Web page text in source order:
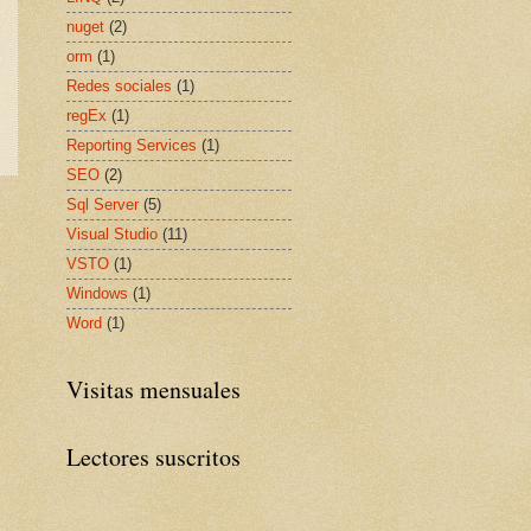
nuget (2)
orm (1)
Redes sociales (1)
regEx (1)
Reporting Services (1)
SEO (2)
Sql Server (5)
Visual Studio (11)
VSTO (1)
Windows (1)
Word (1)
Visitas mensuales
Lectores suscritos